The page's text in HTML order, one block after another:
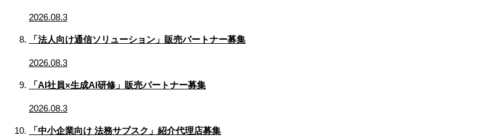
2026.08.3
「法人向け通信ソリューション」販売パートナー募集
2026.08.3
「AI社員×生成AI研修」販売パートナー募集
2026.08.3
「中小企業向け 法務サブスク」紹介代理店募集